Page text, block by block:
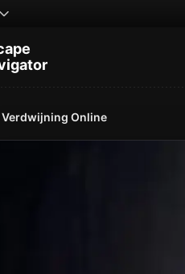
Verdwijning Online